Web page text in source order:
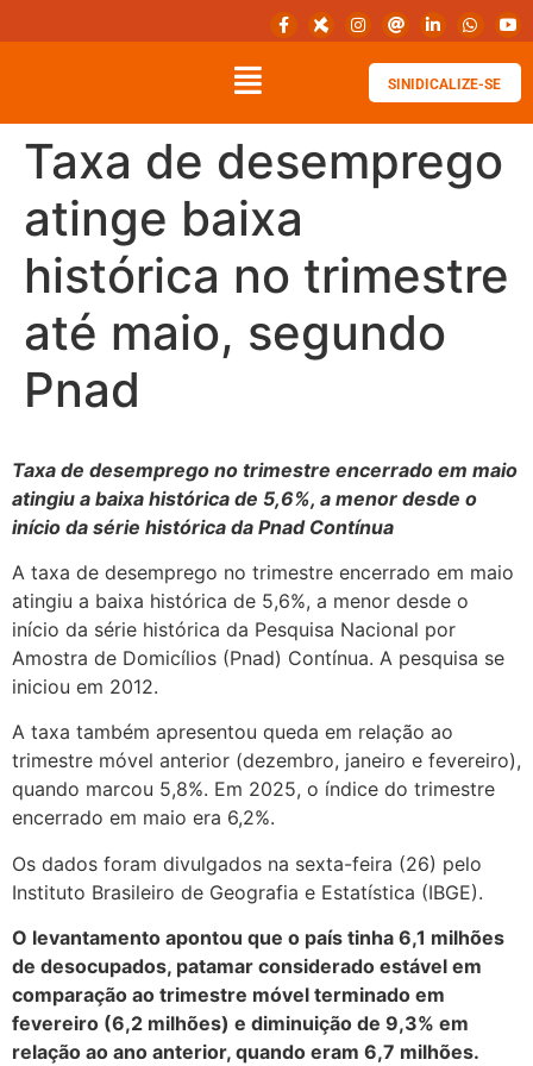
SINIDICALIZE-SE
Taxa de desemprego
atinge baixa
histórica no trimestre
até maio, segundo
Pnad
Taxa de desemprego no trimestre encerrado em maio
atingiu a baixa histórica de 5,6%, a menor desde o
início da série histórica da Pnad Contínua
A taxa de desemprego no trimestre encerrado em maio
atingiu a baixa histórica de 5,6%, a menor desde o
início da série histórica da Pesquisa Nacional por
Amostra de Domicílios (Pnad) Contínua. A pesquisa se
iniciou em 2012.
A taxa também apresentou queda em relação ao
trimestre móvel anterior (dezembro, janeiro e fevereiro),
quando marcou 5,8%. Em 2025, o índice do trimestre
encerrado em maio era 6,2%.
Os dados foram divulgados na sexta-feira (26) pelo
Instituto Brasileiro de Geografia e Estatística (IBGE).
O levantamento apontou que o país tinha 6,1 milhões
de desocupados, patamar considerado estável em
comparação ao trimestre móvel terminado em
fevereiro (6,2 milhões) e diminuição de 9,3% em
relação ao ano anterior, quando eram 6,7 milhões.